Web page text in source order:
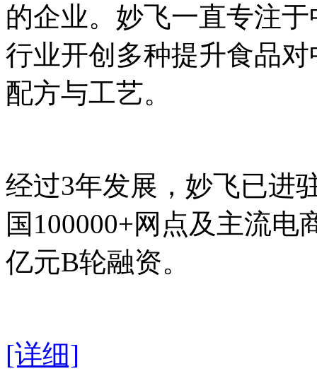
的企业。妙飞一直专注
行业开创多种提升食品
配方与工艺。
经过3年发展，妙飞已进
国100000+网点及主流电
亿元B轮融资。
[详细]